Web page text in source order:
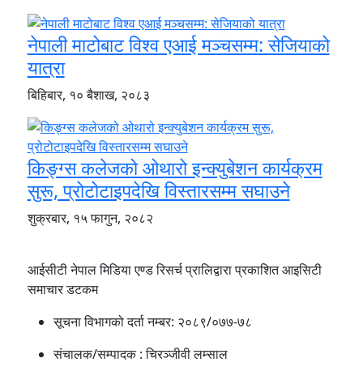
नेपाली माटोबाट विश्व एआई मञ्चसम्म: सेजियाको
यात्रा
बिहिबार, १० बैशाख, २०८३
किङ्ग्स कलेजको ओथारो इन्क्युबेशन कार्यक्रम
सुरू, प्रोटोटाइपदेखि विस्तारसम्म सघाउने
शुक्रबार, १५ फागुन, २०८२
आईसीटी नेपाल मिडिया एण्ड रिसर्च प्रालिद्वारा प्रकाशित आइसिटी
समाचार डटकम
सूचना विभागको दर्ता नम्बर: २०८९/०७७-७८
संचालक/सम्पादक :चिरञ्जीवी लम्साल